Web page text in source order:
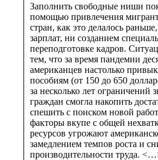
Заполнить свободные ниши
помощью привлечения
стран, как это делалось
зарплат, ни созданием
переподготовке кадров.
тем, что за время пандемии
американцев настолько
пособиям (от 150 до 650
за несколько лет ограничений
граждан смогла накопить
спешить с поиском новой
факторы вкупе с общей
ресурсов угрожают
замедлением темпов роста и
производительности труда.